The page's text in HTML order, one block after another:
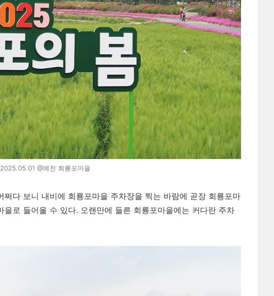
@예천 회룡포마을
다 보니 내비에 회룡포마을 주차장을 찍는 바람에 곧장 회룡포마
로 들어올 수 있다. 오랜만에 들른 회룡포마을에는 커다란 주차